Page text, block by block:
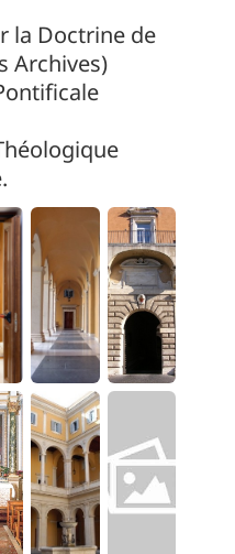
la Doctrine de
Archives)